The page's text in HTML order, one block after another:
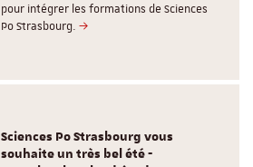
pour intégrer les formations de Sciences
Po Strasbourg.
Sciences Po Strasbourg vous
souhaite un très bel été -